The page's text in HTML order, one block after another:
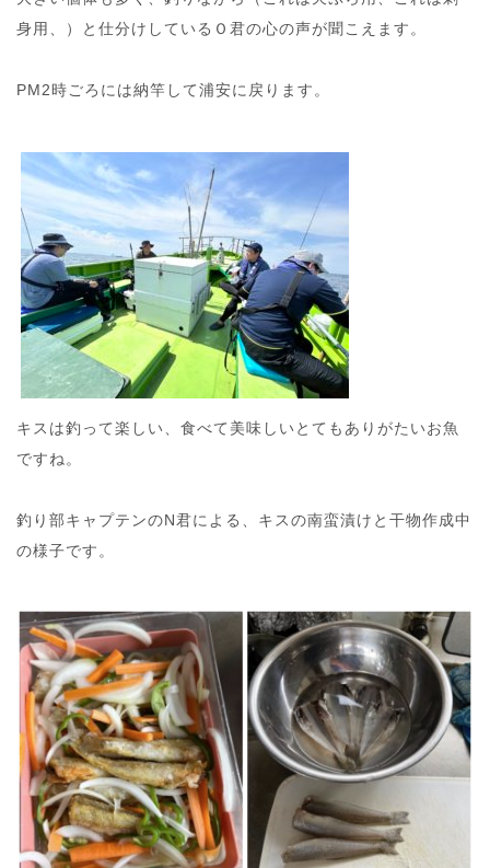
身用、）と仕分けしているＯ君の心の声が聞こえます。
PM2時ごろには納竿して浦安に戻ります。
キスは釣って楽しい、食べて美味しいとてもありがたいお魚
ですね。
釣り部キャプテンのN君による、キスの南蛮漬けと干物作成中
の様子です。